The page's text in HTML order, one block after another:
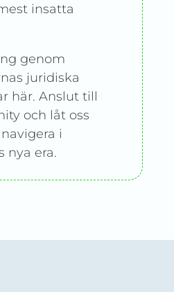
insatta
genom
juridiska
här. Anslut till
och låt oss
i
nya era.